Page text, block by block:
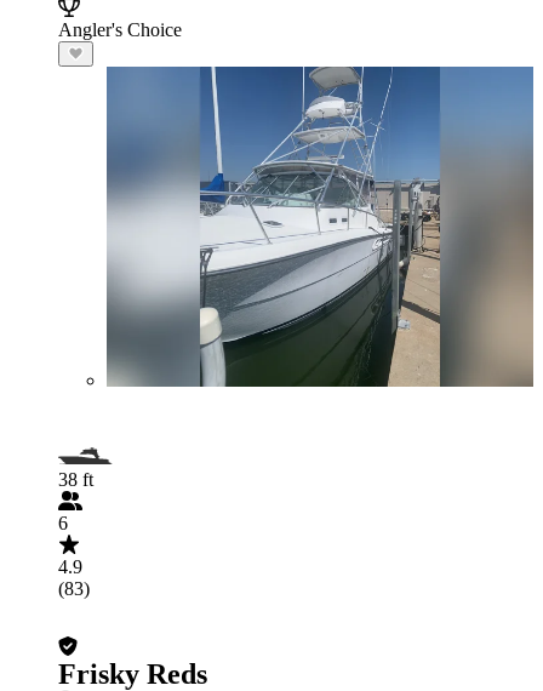
Angler's Choice
38 ft
6
4.9
(83)
Frisky Reds